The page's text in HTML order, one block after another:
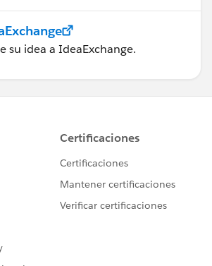
su idea a IdeaExchange.